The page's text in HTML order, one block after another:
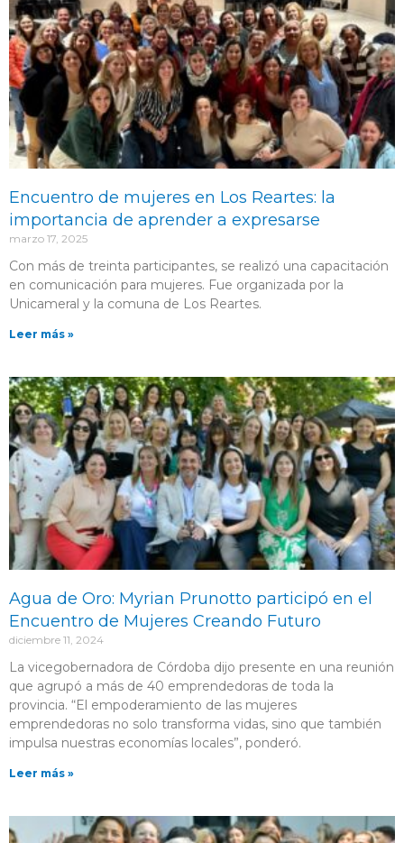
Encuentro de mujeres en Los Reartes: la
importancia de aprender a expresarse
marzo 17, 2025
Con más de treinta participantes, se realizó una capacitación
en comunicación para mujeres. Fue organizada por la
Unicameral y la comuna de Los Reartes.
Leer más »
Agua de Oro: Myrian Prunotto participó en el
Encuentro de Mujeres Creando Futuro
diciembre 11, 2024
La vicegobernadora de Córdoba dijo presente en una reunión
que agrupó a más de 40 emprendedoras de toda la
provincia. “El empoderamiento de las mujeres
emprendedoras no solo transforma vidas, sino que también
impulsa nuestras economías locales”, ponderó.
Leer más »